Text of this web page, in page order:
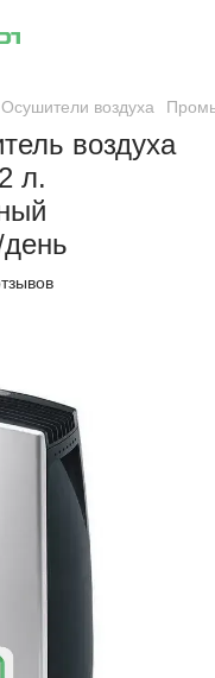
Осушители воздуха
воздуха
л.
день